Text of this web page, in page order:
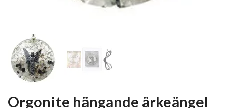
Orgonite hängande ärkeängel